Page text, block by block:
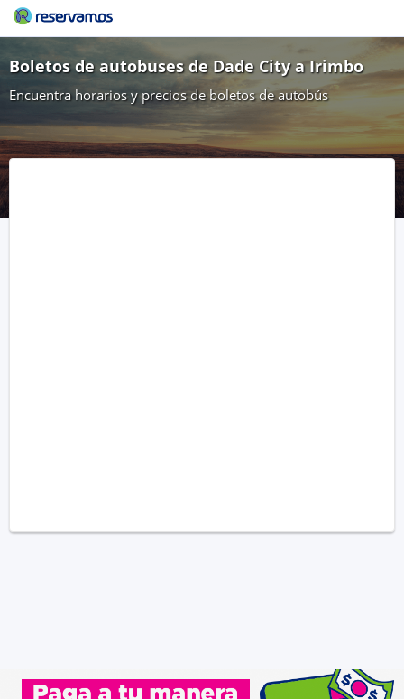
Boletos de autobuses de Dade City a Irimbo
Encuentra horarios y precios de boletos de autobús